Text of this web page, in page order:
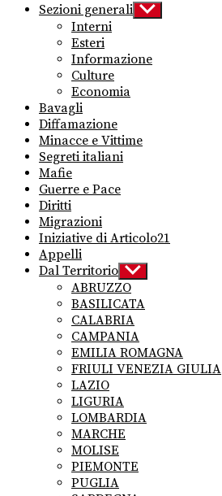
Sezioni generali Show
sub
Interni
Esteri
Informazione
Culture
Economia
Bavagli
Diffamazione
Minacce e Vittime
Segreti italiani
Mafie
Guerre e Pace
Diritti
Migrazioni
Iniziative di Articolo21
Appelli
Dal Territorio Show
sub
menu
ABRUZZO
BASILICATA
CALABRIA
CAMPANIA
EMILIA ROMAGNA
FRIULI VENEZIA GIULIA
LAZIO
LIGURIA
LOMBARDIA
MARCHE
MOLISE
PIEMONTE
PUGLIA